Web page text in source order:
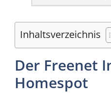
Inhaltsverzeichnis
Der Freenet
Homespot